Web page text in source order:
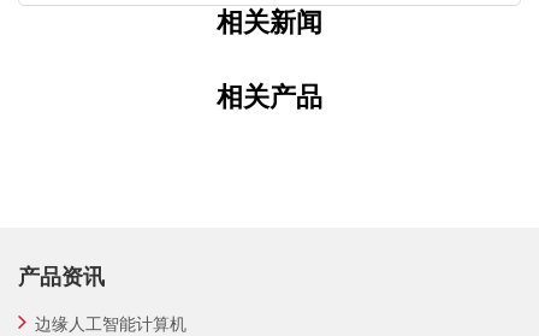
相关新闻
相关产品
产品资讯
边缘人工智能计算机